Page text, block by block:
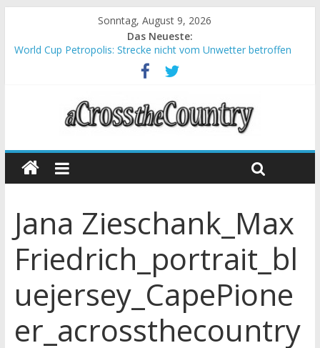
Sonntag, August 9, 2026
Das Neueste:
World Cup Petropolis: Strecke nicht vom Unwetter betroffen
Krumbach und Obergessertshausen: Mountainbike-Bundesliga
Supercup Massi Banyoles: Siege für Carod und Richards
Halbzeit beim Andalucia Bike Race: Weltmeister Seewald führt
Chelva: Schweizer Doppelsieg beim ersten XCO-Rennen der
Jana Zieschank_Max
Friedrich_portrait_bl
uejersey_CapePione
er_acrossthecountry